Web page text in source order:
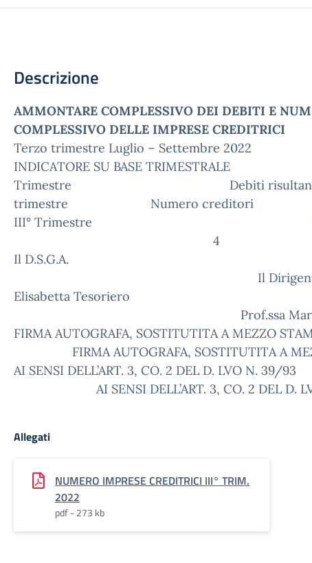
Descrizione
AMMONTARE COMPLESSIVO DEI DEBITI E
COMPLESSIVO DELLE IMPRESE CREDITRICI
Terzo trimestre Luglio – Settembre 2022
INDICATORE SU BASE TRIMESTRALE
Trimestre Debiti risultanti
trimestre Numero creditori
III° Trimestre €
4
Il
Il Dirigente
Elisabetta
Prof.ssa Maria Josè
FIRMA AUTOGRAFA, SOSTITUTITA A
FIRMA AUTOGRAFA, SOSTITUTITA A
AI SENSI DELL’ART. 3, CO. 2 DEL D.
AI SENSI DELL’ART. 3, CO. 2 DEL D.
Allegati
NUMERO IMPRESE CREDITRICI III° TRIM.
2022
pdf - 273 kb